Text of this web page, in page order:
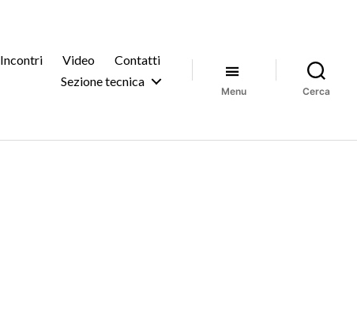
Incontri Video
Contatti
Sezione tecnica
Menu Cerca